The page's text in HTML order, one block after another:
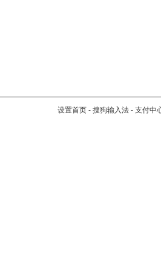
设置首页 - 搜狗输入法 - 支付中